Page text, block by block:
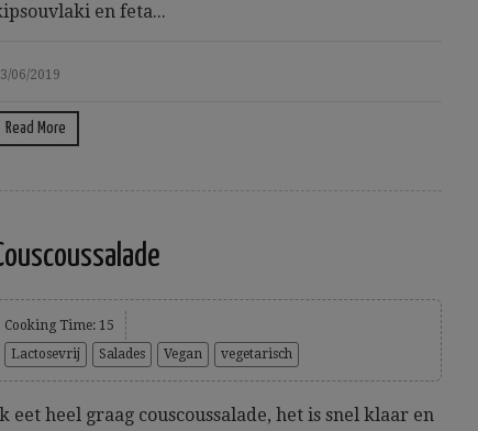
en feta...
06/2019
Read More
Cooking Time: 15
Lactosevrij
Salades Vegan vegetarisch
eet heel graag couscoussalade, het is snel klaar en